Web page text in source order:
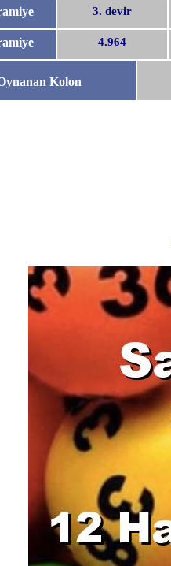
3. devir
4.964
Kolon